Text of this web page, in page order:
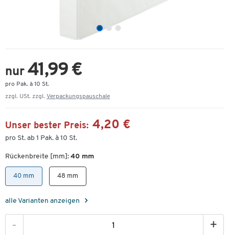
nur 41,99 €
pro Pak. à 10 St.
zzgl. USt. zzgl. Verpackungspauschale
Unser bester Preis: 4,20 €
pro St. ab 1 Pak. à 10 St.
Rückenbreite [mm]: 40 mm
40 mm 48 mm
alle Varianten anzeigen
- +